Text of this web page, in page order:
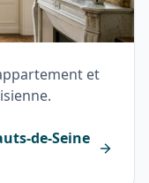
et
de-Seine